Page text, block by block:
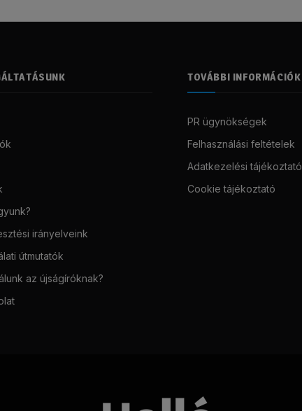
irányelveink
útmutatók
az újságíróknak?
TOVÁBBI INFORMÁCIÓK
PR ügynökségek
Felhasználási feltételek
Adatkezelési tájékoztató
Cookie tájékoztató